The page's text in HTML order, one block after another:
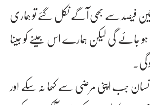
فیصد سے بھی آگے نکل گئے تو ہماری
90 سال ہو جائے گی لیکن ہمارے اس جینے کو جینا
گی۔
جب اپنی مرضی سے کھا نہ سکے اور